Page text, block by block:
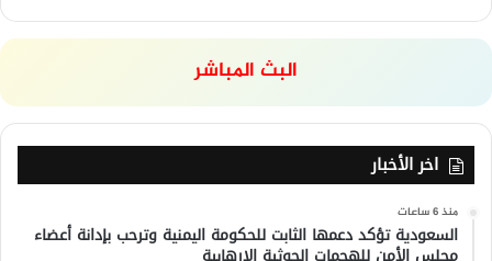
البث المباشر
اخر الأخبار
منذ 6 ساعات
السعودية تؤكد دعمها الثابت للحكومة اليمنية وترحب بإدانة أعضاء